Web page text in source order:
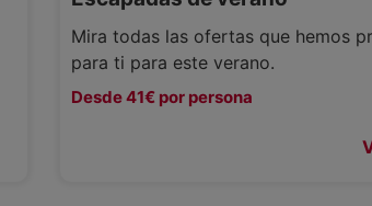
Mira todas las ofertas que hemos
para ti para este verano.
Desde 41€ por persona